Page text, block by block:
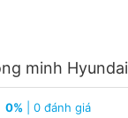
minh Hyundai
0% | 0 đánh giá